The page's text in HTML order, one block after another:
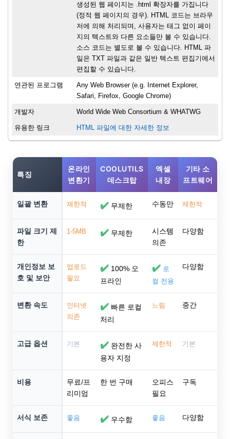
생성된 웹 페이지는 .html 확장자를 가집니다
(정적 웹 페이지의 경우). HTML 코드는 브라우
저에 의해 처리되며, 사용자는 태그 없이 페이
지의 텍스트와 다른 요소들만 볼 수 있습니다.
소스 코드는 별도로 볼 수 있습니다. HTML 파
일은 TXT 파일과 같은 일반 텍스트 편집기에서
편집할 수 있습니다.
연관된 프로그램
Any Web Browser (e.g. Internet Explorer,
Safari, Firefox, Google Chrome)
개발자 World Wide Web Consortium & WHATWG
유용한 링크 HTML 파일에 대한 자세한 정보
특징
온라인
변환기
COOLUTILS
데스크탑
엑셀
내장
기타 소
프트웨어
일괄 변환 제한적 ✔️ 무제한 수동만 제한적
파일 크기 제
한
1-5MB ✔️ 무제한
시스템
의존
다양함
개인정보 보
호 및 보안
업로드
필요
✔️ 100% 오
프라인
✔️ 로
컬 전용
다양함
변환 속도
인터넷
의존
✔️ 빠른 로컬
처리
느림 중간
고급 옵션 기본 ✔️ 완전한 사
용자 지정
제한적 기본
비용
무료/프
리미엄
한 번 구매
오피스
필요
구독
서식 보존 좋음 ✔️ 우수함 좋음 다양함